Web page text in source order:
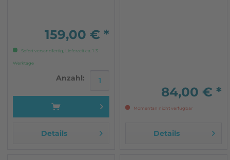
159,00 € *
Sofort versandfertig, Lieferzeit ca. 1-3
Werktage
Anzahl:
Details
84,00 € *
Momentan nicht verfügbar
Details